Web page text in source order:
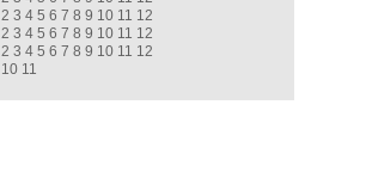
2 3 4 5 6 7 8 9 10 11 12
2 3 4 5 6 7 8 9 10 11 12
2 3 4 5 6 7 8 9 10 11 12
10 11